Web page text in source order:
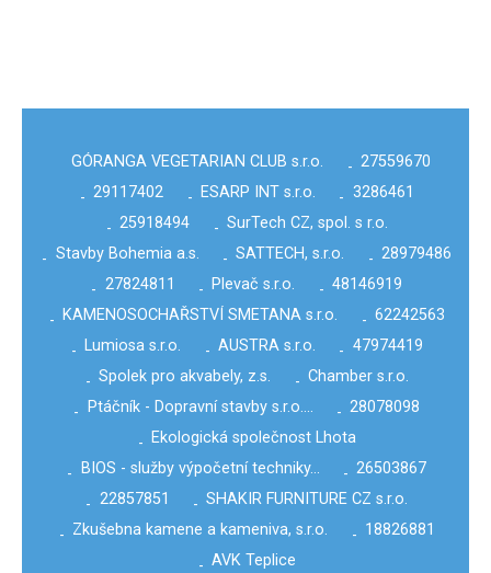
GÓRANGA VEGETARIAN CLUB s.r.o. - 27559670
- 29117402 - ESARP INT s.r.o. - 3286461
- 25918494 - SurTech CZ, spol. s r.o.
- Stavby Bohemia a.s. - SATTECH, s.r.o. - 28979486
- 27824811 - Plevač s.r.o. - 48146919
- KAMENOSOCHAŘSTVÍ SMETANA s.r.o. - 62242563
- Lumiosa s.r.o. - AUSTRA s.r.o. - 47974419
- Spolek pro akvabely, z.s. - Chamber s.r.o.
-
Ptáčník - Dopravní stavby s.r.o.… - 28078098
- Ekologická společnost Lhota
-
BIOS - služby výpočetní techniky… - 26503867
- 22857851 - SHAKIR FURNITURE CZ s.r.o.
- Zkušebna kamene a kameniva, s.r.o. - 18826881
- AVK Teplice